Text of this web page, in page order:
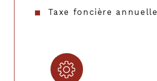
Taxe foncière annuelle